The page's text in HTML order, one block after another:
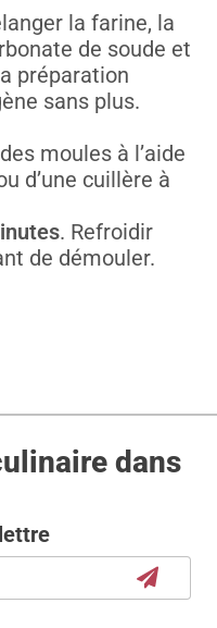
la farine, la
de soude et
préparation
sans plus.
moules à l’aide
d’une cuillère à
. Refroidir
de démouler.
dans